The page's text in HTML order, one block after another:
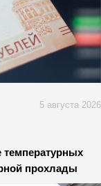
5 августа 2026
температурных
прохлады